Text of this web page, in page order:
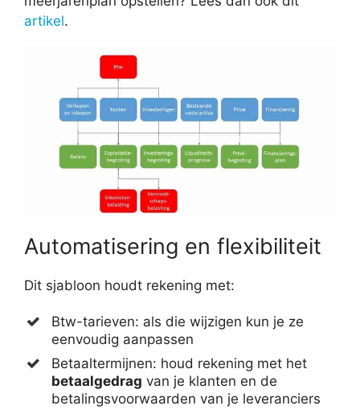
artikel.
Automatisering en flexibiliteit
Dit sjabloon houdt rekening met:
Btw-tarieven: als die wijzigen kun je ze
eenvoudig aanpassen
Betaaltermijnen: houd rekening met het
betaalgedrag van je klanten en de
betalingsvoorwaarden van je leveranciers